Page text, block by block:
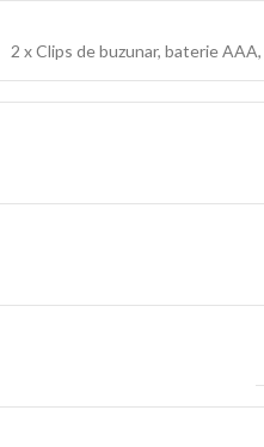
2 x Clips de buzunar, baterie AAA,